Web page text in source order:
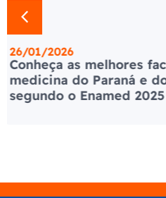
21/01/2026
Crise na Venezuela
os motivos e
invasão pelos EUA